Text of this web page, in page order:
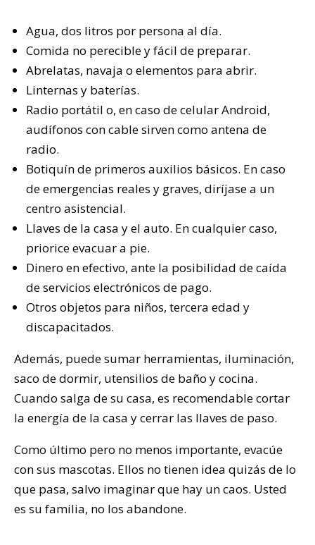
Agua, dos litros por persona al día.
Comida no perecible y fácil de preparar.
Abrelatas, navaja o elementos para abrir.
Linternas y baterías.
Radio portátil o, en caso de celular Android,
audífonos con cable sirven como antena de
radio.
Botiquín de primeros auxilios básicos. En caso
de emergencias reales y graves, diríjase a un
centro asistencial.
Llaves de la casa y el auto. En cualquier caso,
priorice evacuar a pie.
Dinero en efectivo, ante la posibilidad de caída
de servicios electrónicos de pago.
Otros objetos para niños, tercera edad y
discapacitados.
Además, puede sumar herramientas, iluminación,
saco de dormir, utensilios de baño y cocina.
Cuando salga de su casa, es recomendable cortar
la energía de la casa y cerrar las llaves de paso.
Como último pero no menos importante, evacúe
con sus mascotas. Ellos no tienen idea quizás de lo
que pasa, salvo imaginar que hay un caos. Usted
es su familia, no los abandone.